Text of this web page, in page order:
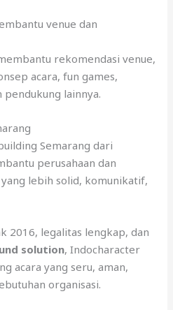
venue dan
rekomendasi venue,
acara, fun games,
lainnya.
Semarang dari
perusahaan dan
lebih solid, komunikatif,
2016, legalitas lengkap, dan
solution, Indocharacter
acara yang seru, aman,
organisasi.